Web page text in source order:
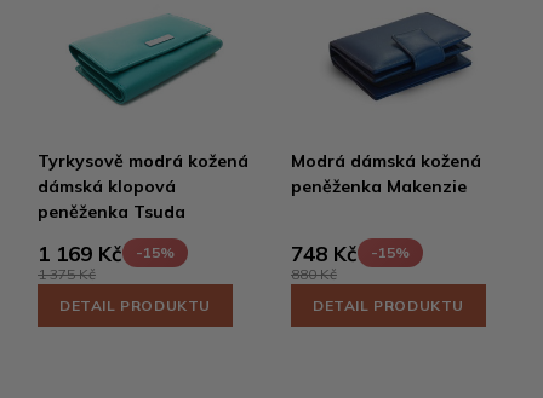
Tyrkysově modrá kožená
dámská klopová
peněženka Tsuda
1 169 Kč
-15%
1 375 Kč
DETAIL PRODUKTU
Modrá dámská kožená
peněženka Makenzie
748 Kč
-15%
880 Kč
DETAIL PRODUKTU